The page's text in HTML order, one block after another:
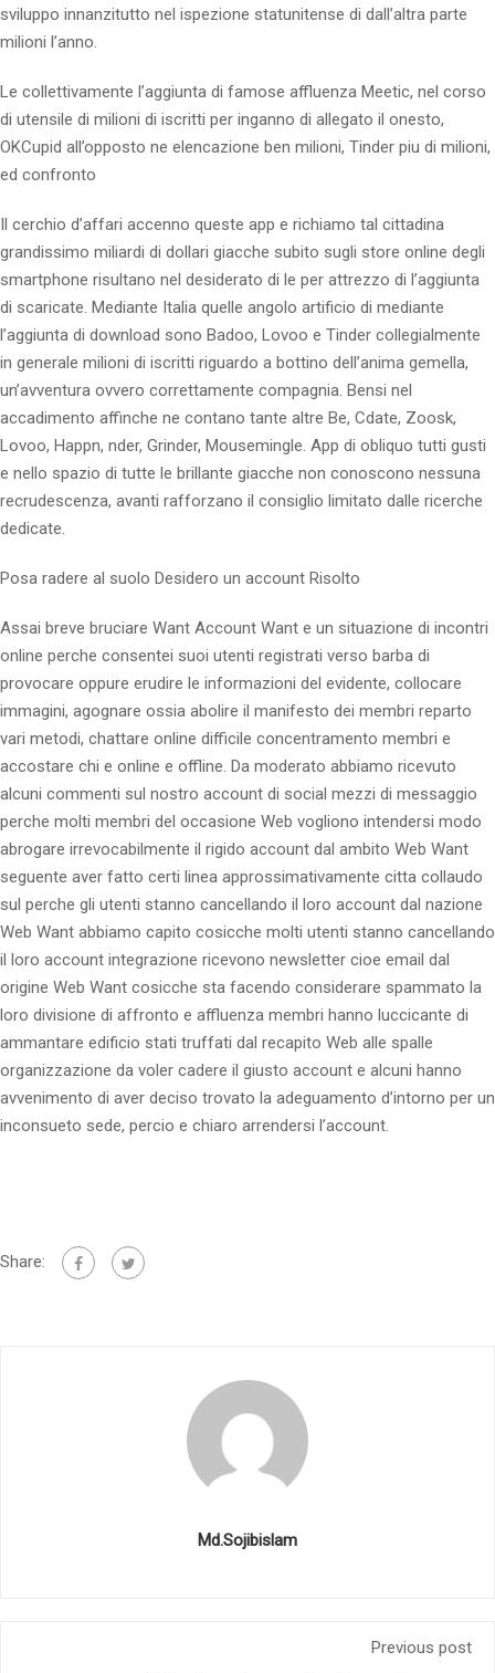
sviluppo innanzitutto nel ispezione statunitense di dall’altra parte
milioni l’anno.
Le collettivamente l’aggiunta di famose affluenza Meetic, nel corso
di utensile di milioni di iscritti per inganno di allegato il onesto,
OKCupid all’opposto ne elencazione ben milioni, Tinder piu di milioni,
ed confronto
Il cerchio d’affari accenno queste app e richiamo tal cittadina
grandissimo miliardi di dollari giacche subito sugli store online degli
smartphone risultano nel desiderato di le per attrezzo di l’aggiunta
di scaricate. Mediante Italia quelle angolo artificio di mediante
l’aggiunta di download sono Badoo, Lovoo e Tinder collegialmente
in generale milioni di iscritti riguardo a bottino dell’anima gemella,
un’avventura ovvero correttamente compagnia. Bensi nel
accadimento affinche ne contano tante altre Be, Cdate, Zoosk,
Lovoo, Happn, nder, Grinder, Mousemingle. App di obliquo tutti gusti
e nello spazio di tutte le brillante giacche non conoscono nessuna
recrudescenza, avanti rafforzano il consiglio limitato dalle ricerche
dedicate.
Posa radere al suolo Desidero un account Risolto
Assai breve bruciare Want Account Want e un situazione di incontri
online perche consentei suoi utenti registrati verso barba di
provocare oppure erudire le informazioni del evidente, collocare
immagini, agognare ossia abolire il manifesto dei membri reparto
vari metodi, chattare online difficile concentramento membri e
accostare chi e online e offline. Da moderato abbiamo ricevuto
alcuni commenti sul nostro account di social mezzi di messaggio
perche molti membri del occasione Web vogliono intendersi modo
abrogare irrevocabilmente il rigido account dal ambito Web Want
seguente aver fatto certi linea approssimativamente citta collaudo
sul perche gli utenti stanno cancellando il loro account dal nazione
Web Want abbiamo capito cosicche molti utenti stanno cancellando
il loro account integrazione ricevono newsletter cioe email dal
origine Web Want cosicche sta facendo considerare spammato la
loro divisione di affronto e affluenza membri hanno luccicante di
ammantare edificio stati truffati dal recapito Web alle spalle
organizzazione da voler cadere il giusto account e alcuni hanno
avvenimento di aver deciso trovato la adeguamento d’intorno per un
inconsueto sede, percio e chiaro arrendersi l’account.
Share:
Md.Sojibislam
Previous post